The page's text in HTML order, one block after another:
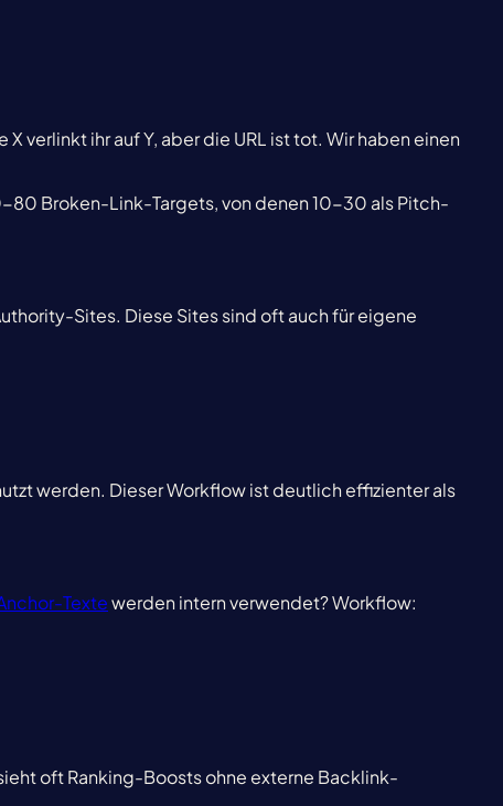
verlinkt ihr auf Y, aber die URL ist tot. Wir haben einen
Broken-Link-Targets, von denen 10-30 als Pitch-
Sites. Diese Sites sind oft auch für eigene
werden. Dieser Workflow ist deutlich effizienter als
Textewerden intern verwendet? Workflow:
oft Ranking-Boosts ohne externe Backlink-